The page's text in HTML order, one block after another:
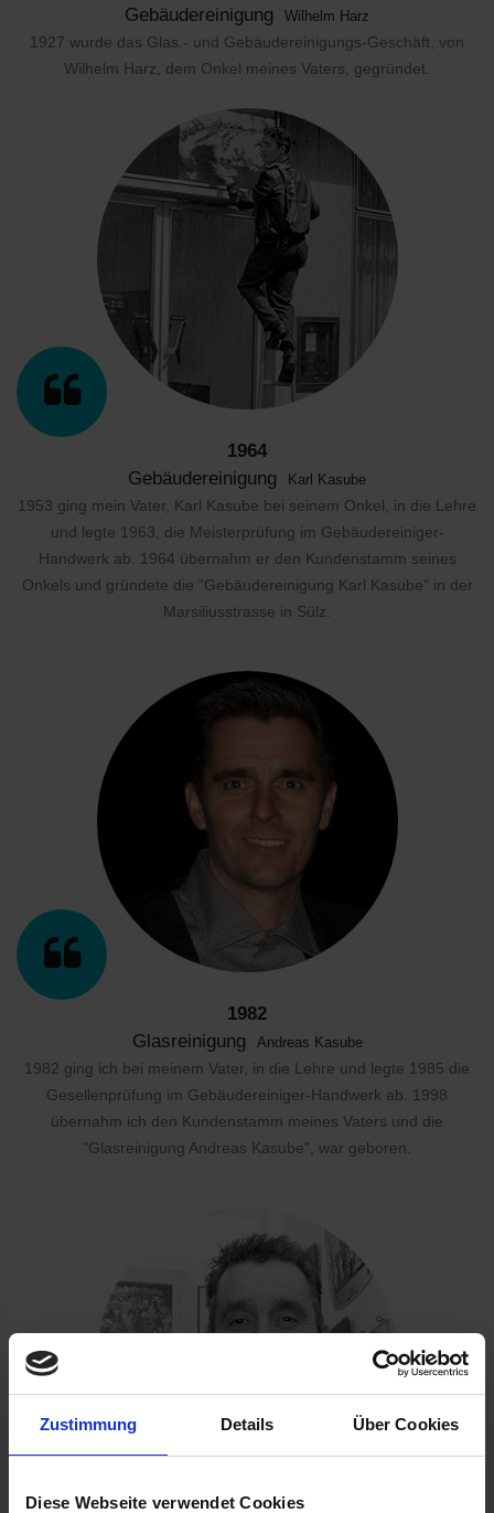
Zustimmung Details Über Cookies
Diese Webseite verwendet Cookies
Gebäudereinigung Wilhelm Harz
1927 wurde das Glas.- und Gebäudereinigungs-Geschäft, von
Wilhelm Harz, dem Onkel meines Vaters, gegründet.
1964
Gebäudereinigung
Karl Kasube
1953 ging mein Vater, Karl Kasube bei seinem Onkel, in die Lehre
und legte 1963, die Meisterprüfung im Gebäudereiniger-
Handwerk ab. 1964 übernahm er den Kundenstamm seines
Onkels und gründete die "Gebäudereinigung Karl Kasube" in der
Marsiliusstrasse in Sülz.
1982
Glasreinigung
Andreas Kasube
1982 ging ich bei meinem Vater, in die Lehre und legte 1985 die
Gesellenprüfung im Gebäudereiniger-Handwerk ab. 1998
übernahm ich den Kundenstamm meines Vaters und die
"Glasreinigung Andreas Kasube", war geboren.